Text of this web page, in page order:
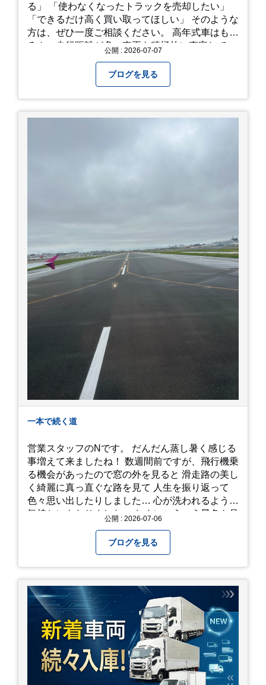
る」 「使わなくなったトラックを売却したい」
「できるだけ高く買い取ってほしい」 そのような
方は、ぜひ一度ご相談ください。 高年式車はもち
ろん、走行距離が多い車両も積極的に査定してい
ただいており、豊富な販売ネットワークを活かし
た高価買取が可能です。
公開 : 2026-07-07
ブログを見る
一本で続く道
営業スタッフのNです。 だんだん蒸し暑く感じる
事増えて来ましたね！ 数週間前ですが、飛行機乗
る機会があったので窓の外を見ると 滑走路の美し
く綺麗に真っ直ぐな路を見て 人生を振り返って
色々思い出したりしました… 心が洗われるような
気持ちにもなりました。 たまにこういう景色も見
番になりますが皆様方くれぐれもご自愛ください
公開 : 2026-07-06
ブログを見る